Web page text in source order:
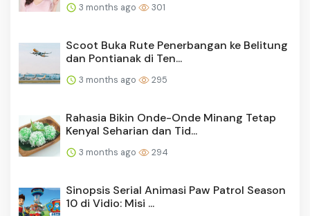
3 months ago 301
Scoot Buka Rute Penerbangan ke Belitung
dan Pontianak di Ten...
3 months ago 295
Rahasia Bikin Onde-Onde Minang Tetap
Kenyal Seharian dan Tid...
3 months ago 294
Sinopsis Serial Animasi Paw Patrol Season
10 di Vidio: Misi ...